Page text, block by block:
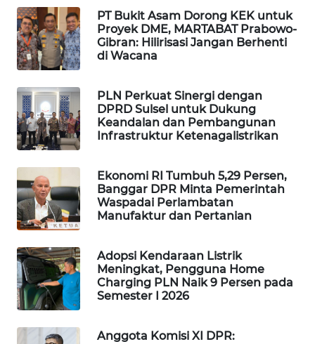
PT Bukit Asam Dorong KEK untuk
Proyek DME, MARTABAT Prabowo-
Gibran: Hilirisasi Jangan Berhenti
di Wacana
PLN Perkuat Sinergi dengan
DPRD Sulsel untuk Dukung
Keandalan dan Pembangunan
Infrastruktur Ketenagalistrikan
Ekonomi RI Tumbuh 5,29 Persen,
Banggar DPR Minta Pemerintah
Waspadai Perlambatan
Manufaktur dan Pertanian
Adopsi Kendaraan Listrik
Meningkat, Pengguna Home
Charging PLN Naik 9 Persen pada
Semester I 2026
Anggota Komisi XI DPR:
HEALTH
WAHANA
DESA
WISATA
LAPAK
WAHANA
Network
KONSUMEN
LISTRIK
MASYARAKAT
KELISTRIKAN
ID